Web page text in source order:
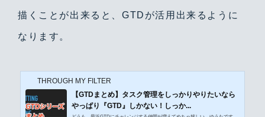
描くことが出来ると、GTDが活用出来るように
なります。
THROUGH MY FILTER
【GTDまとめ】タスク管理をしっかりやりたいなら
やっぱり『GTD』しかない！しっか...